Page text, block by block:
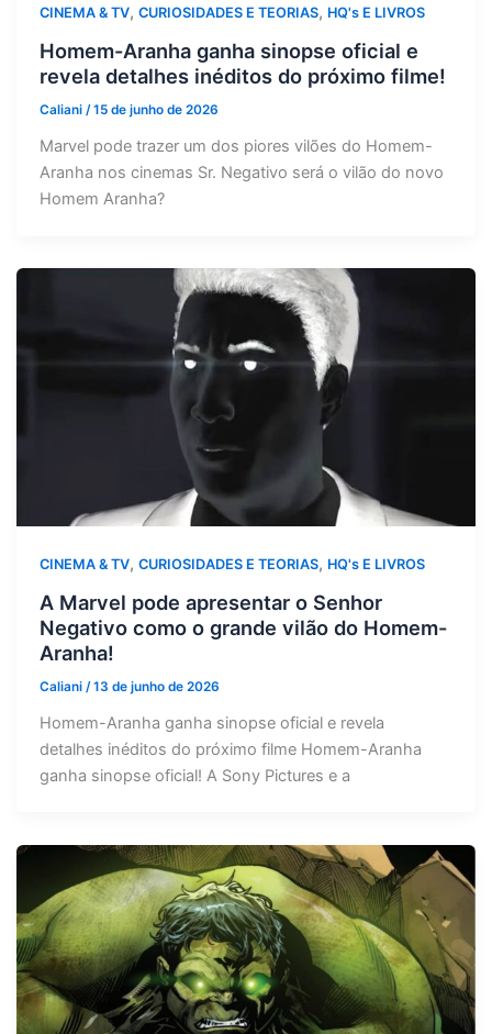
CINEMA & TV,CURIOSIDADES E TEORIAS, HQ's E LIVROS
Homem-Aranha ganha sinopse oficial e
revela detalhes inéditos do próximo filme!
Caliani/15 de junho de 2026
Marvel pode trazer um dos piores vilões do Homem-
Aranha nos cinemas Sr. Negativo será o vilão do novo
Homem Aranha?
CINEMA & TV,CURIOSIDADES E TEORIAS, HQ's E LIVROS
A Marvel pode apresentar o Senhor
Negativo como o grande vilão do Homem-
Aranha!
Caliani /13 de junho de 2026
Homem-Aranha ganha sinopse oficial e revela
detalhes inéditos do próximo filme Homem-Aranha
ganha sinopse oficial! A Sony Pictures e a